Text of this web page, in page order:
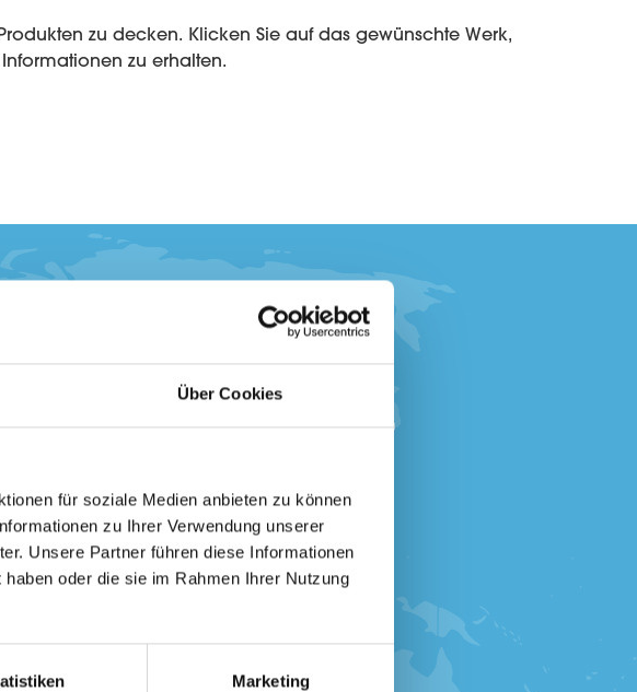
Über Cookies
für soziale Medien anbieten zu können
zu Ihrer Verwendung unserer
Unsere Partner führen diese Informationen
oder die sie im Rahmen Ihrer Nutzung
Marketing
zu erhalten.